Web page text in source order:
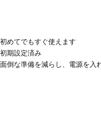
初めてでもすぐ使えます
初期設定済み
面倒な準備を減らし、電源を入